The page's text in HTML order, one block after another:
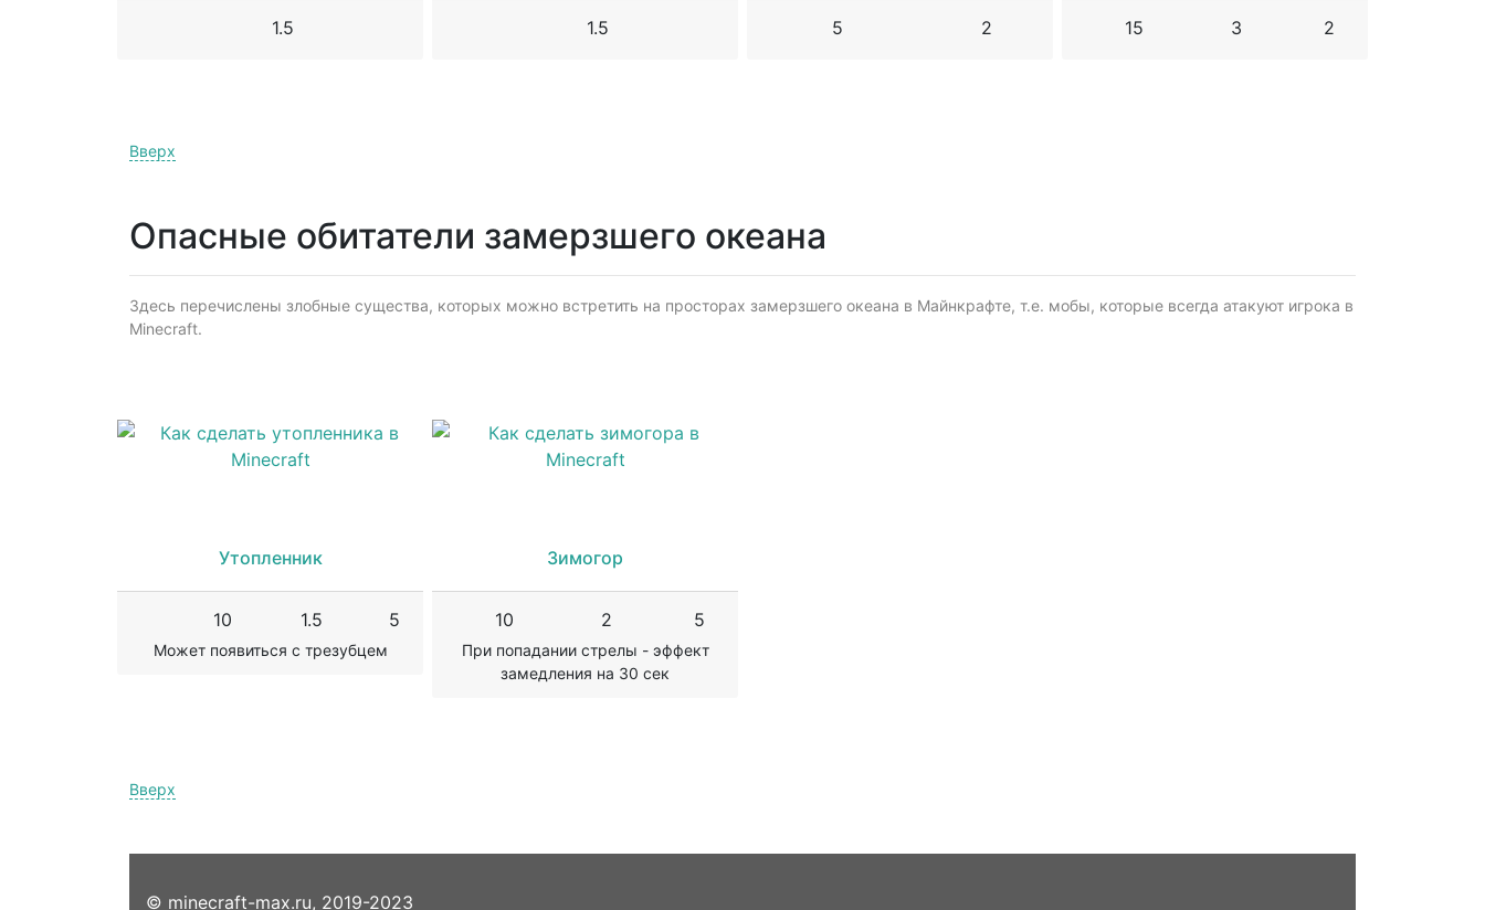
1.5 1.5 5 2 15 3 2
Вверх
Опасные обитатели замерзшего океана
Здесь перечислены злобные существа, которых можно встретить на просторах замерзшего океана в Майнкрафте, т.е. мобы, которые всегда атакуют игрока в
Minecraft.
Утопленник
10 1.5 5
Может появиться с трезубцем
Зимогор
10 2 5
При попадании стрелы - эффект
замедления на 30 сек
Вверх
© minecraft-max.ru, 2019-2023